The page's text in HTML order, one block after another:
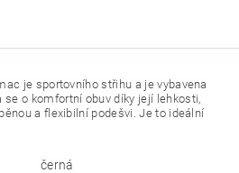
je sportovního střihu a je vybavena
o komfortní obuv díky její lehkosti,
a flexibilní podešvi. Je to ideální
černá